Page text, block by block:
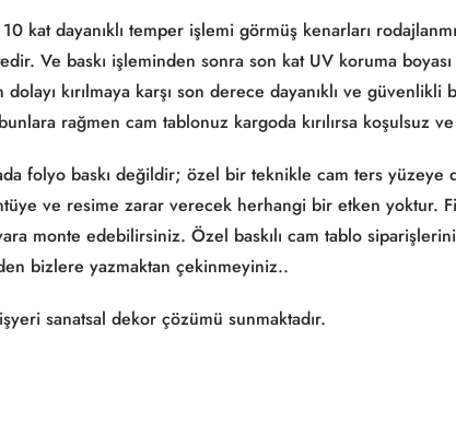
10 kat dayanıklı temper işlemi görmüş kenarları
Ve baskı işleminden sonra son kat UV koruma boyası
dolayı kırılmaya karşı son derece dayanıklı ve
rağmen cam tablonuz kargoda kırılırsa koşulsuz
folyo baskı değildir; özel bir teknikle cam ters yüzeye
ve resime zarar verecek herhangi bir etken yoktur.
monte edebilirsiniz. Özel baskılı cam tablo
bizlere yazmaktan çekinmeyiniz..
sanatsal dekor çözümü sunmaktadır.